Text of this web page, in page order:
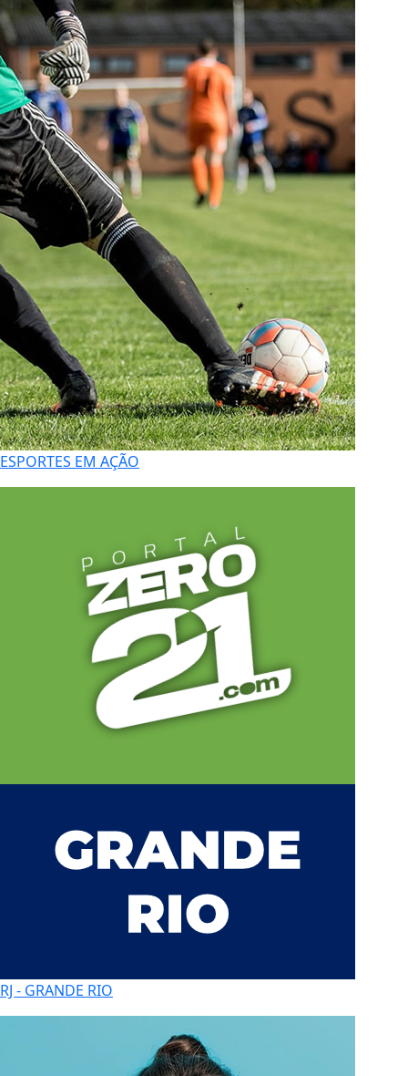
ESPORTES EM AÇÃO
RJ - GRANDE RIO